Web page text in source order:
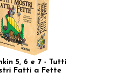
5, 6 e 7 - Tutti
Fatti a Fette